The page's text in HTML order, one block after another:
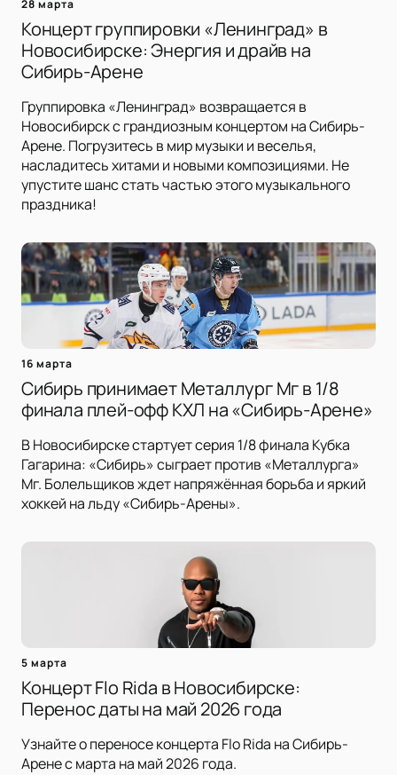
28 марта
Концерт группировки «Ленинград» в
Новосибирске: Энергия и драйв на
Сибирь-Арене
Группировка «Ленинград» возвращается в
Новосибирск с грандиозным концертом на Сибирь-
Арене. Погрузитесь в мир музыки и веселья,
насладитесь хитами и новыми композициями. Не
упустите шанс стать частью этого музыкального
праздника!
16 марта
Сибирь принимает Металлург Мг в 1/8
финала плей-офф КХЛ на «Сибирь-Арене»
В Новосибирске стартует серия 1/8 финала Кубка
Гагарина: «Сибирь» сыграет против «Металлурга»
Мг. Болельщиков ждет напряжённая борьба и яркий
хоккей на льду «Сибирь-Арены».
5 марта
Концерт Flo Rida в Новосибирске:
Перенос даты на май 2026 года
Узнайте о переносе концерта Flo Rida на Сибирь-
Арене с марта на май 2026 года.